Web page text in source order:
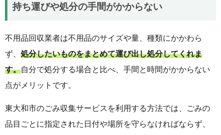
持ち運びや処分の手間がかからない
不用品回収業者は不用品のサイズや量、種類にかかわら
ず、 処分したいものをまとめて運び出し処分してくれま
す。自分で処分する場合と比べ、手間と時間がかからない
点がメリットです。
東大和市のごみ収集サービスを利用する方法では、ごみの
品目ごとに指定された日付や場所を守らなければならず、